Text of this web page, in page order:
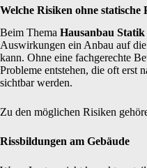
Welche Risiken ohne statische
Beim Thema Hausanbau Statik
Auswirkungen ein Anbau auf
kann. Ohne eine fachgerechte
Probleme entstehen, die oft erst
sichtbar werden.
Zu den möglichen Risiken
Rissbildungen am Gebäude